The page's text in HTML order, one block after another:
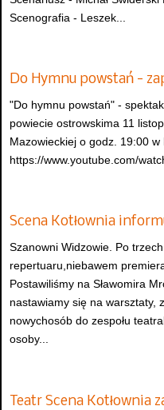
Scenografia - Leszek...
Do Hymnu powstań -
"Do hymnu powstań" -
powiecie ostrowskima 11
Mazowieckiej o godz. 19:00
https://www.youtube.com/
Scena Kotłownia
Szanowni Widzowie. Po
repertuaru,niebawem
Postawiliśmy na Sławomira
nastawiamy się na warsztaty,
nowychosób do zespołu
osoby...
Teatr Scena Kotłownia